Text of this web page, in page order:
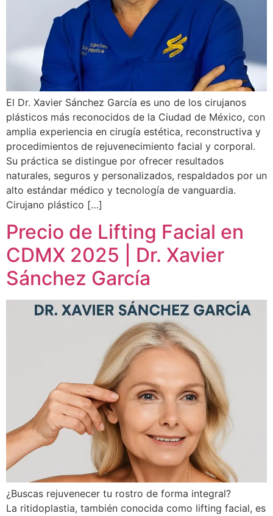
El Dr. Xavier Sánchez García es uno de los cirujanos
plásticos más reconocidos de la Ciudad de México, con
amplia experiencia en cirugía estética, reconstructiva y
procedimientos de rejuvenecimiento facial y corporal.
Su práctica se distingue por ofrecer resultados
naturales, seguros y personalizados, respaldados por un
alto estándar médico y tecnología de vanguardia.
Cirujano plástico […]
Precio de Lifting Facial en
CDMX 2025 | Dr. Xavier
Sánchez García
¿Buscas rejuvenecer tu rostro de forma integral?
La ritidoplastia, también conocida como lifting facial, es